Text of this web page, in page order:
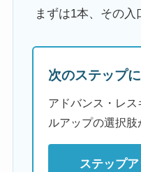
まずは1本、その入
次のステップ
アドバンス・レ
ルアップの選択肢
ステップ